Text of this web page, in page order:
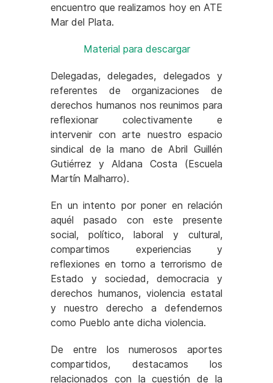
encuentro que realizamos hoy en ATE
Mar del Plata.
Material para descargar
Delegadas, delegades, delegados y
referentes de organizaciones de
derechos humanos nos reunimos para
reflexionar colectivamente e
intervenir con arte nuestro espacio
sindical de la mano de Abril Guillén
Gutiérrez y Aldana Costa (Escuela
Martín Malharro).
En un intento por poner en relación
aquél pasado con este presente
social, político, laboral y cultural,
compartimos experiencias y
reflexiones en torno a terrorismo de
Estado y sociedad, democracia y
derechos humanos, violencia estatal
y nuestro derecho a defendernos
como Pueblo ante dicha violencia.
De entre los numerosos aportes
compartidos, destacamos los
relacionados con la cuestión de la